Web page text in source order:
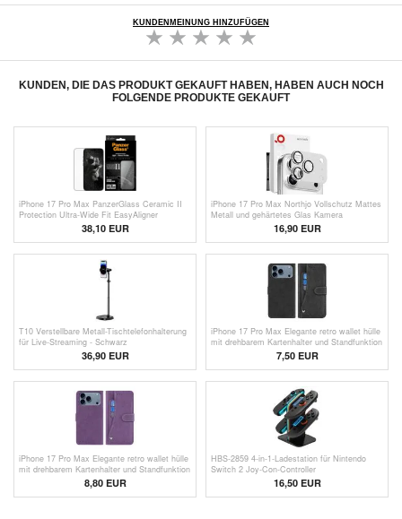
KUNDENMEINUNG HINZUFÜGEN
KUNDEN, DIE DAS PRODUKT GEKAUFT HABEN, HABEN AUCH NOCH
FOLGENDE PRODUKTE GEKAUFT
iPhone 17 Pro Max PanzerGlass Ceramic II
Protection Ultra-Wide Fit EasyAligner
Panzerglas - 9H - Schwarzer Rand
38,10 EUR
iPhone 17 Pro Max Northjo Vollschutz Mattes
Metall und gehärtetes Glas Kamera
Objektivschutz - Silber16,90 EUR
T10 Verstellbare Metall-Tischtelefonhalterung
für Live-Streaming - Schwarz
36,90 EUR
iPhone 17 Pro Max Elegante retro wallet hülle
mit drehbarem Kartenhalter und Standfunktion
7,50EUR
iPhone 17 Pro Max Elegante retro wallet hülle
mit drehbarem Kartenhalter und Standfunktion
8,80EUR
HBS-2859 4-in-1-Ladestation für Nintendo
Switch 2 Joy-Con-Controller
16,50EUR